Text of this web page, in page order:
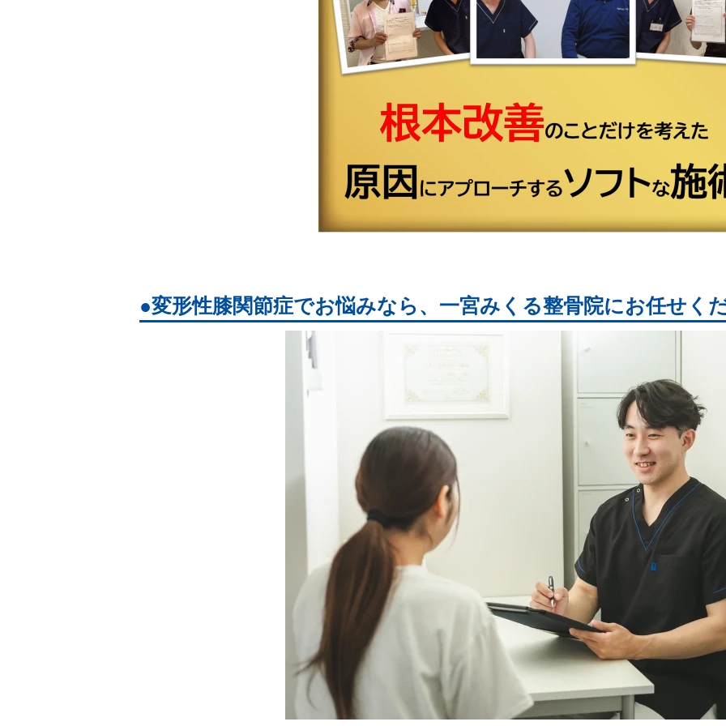
変形性膝関節症でお悩みなら、一宮みくる整骨院にお任せく